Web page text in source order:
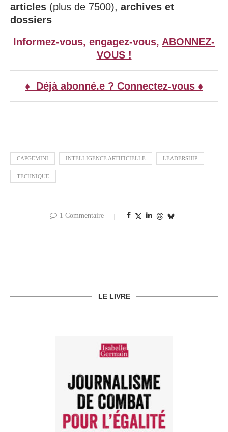
articles (plus de 7500), archives et
dossiers
Informez-vous, engagez-vous, ABONNEZ-
VOUS !
♦ Déjà abonné.e ? Connectez-vous ♦
CAPGEMINI INTELLIGENCE ARTIFICIELLE LEADERSHIP
TECHNIQUE
1 Commentaire
LE LIVRE